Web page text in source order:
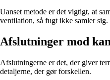
Uanset metode er det vigtigt, at
ventilation, så fugt ikke samler sig.
Afslutninger mod
Afslutningerne er det, der giver
detaljerne, der gør forskellen.